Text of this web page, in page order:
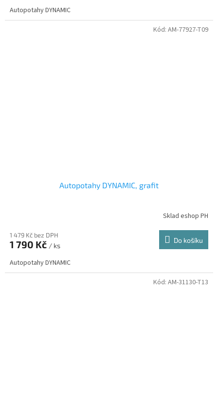
Autopotahy DYNAMIC
Autopotahy DYNAMIC, grafit
Sklad eshop PH
1 479 Kč bez DPH
1 790 Kč / ks
Do košíku
Autopotahy DYNAMIC
Kód: AM-77927-T09
Kód: AM-31130-T13